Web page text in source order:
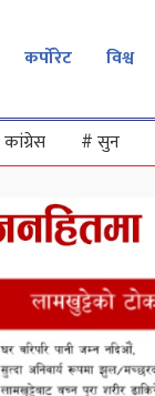
कर्पोरेट विश्व
कांग्रेस #सुन